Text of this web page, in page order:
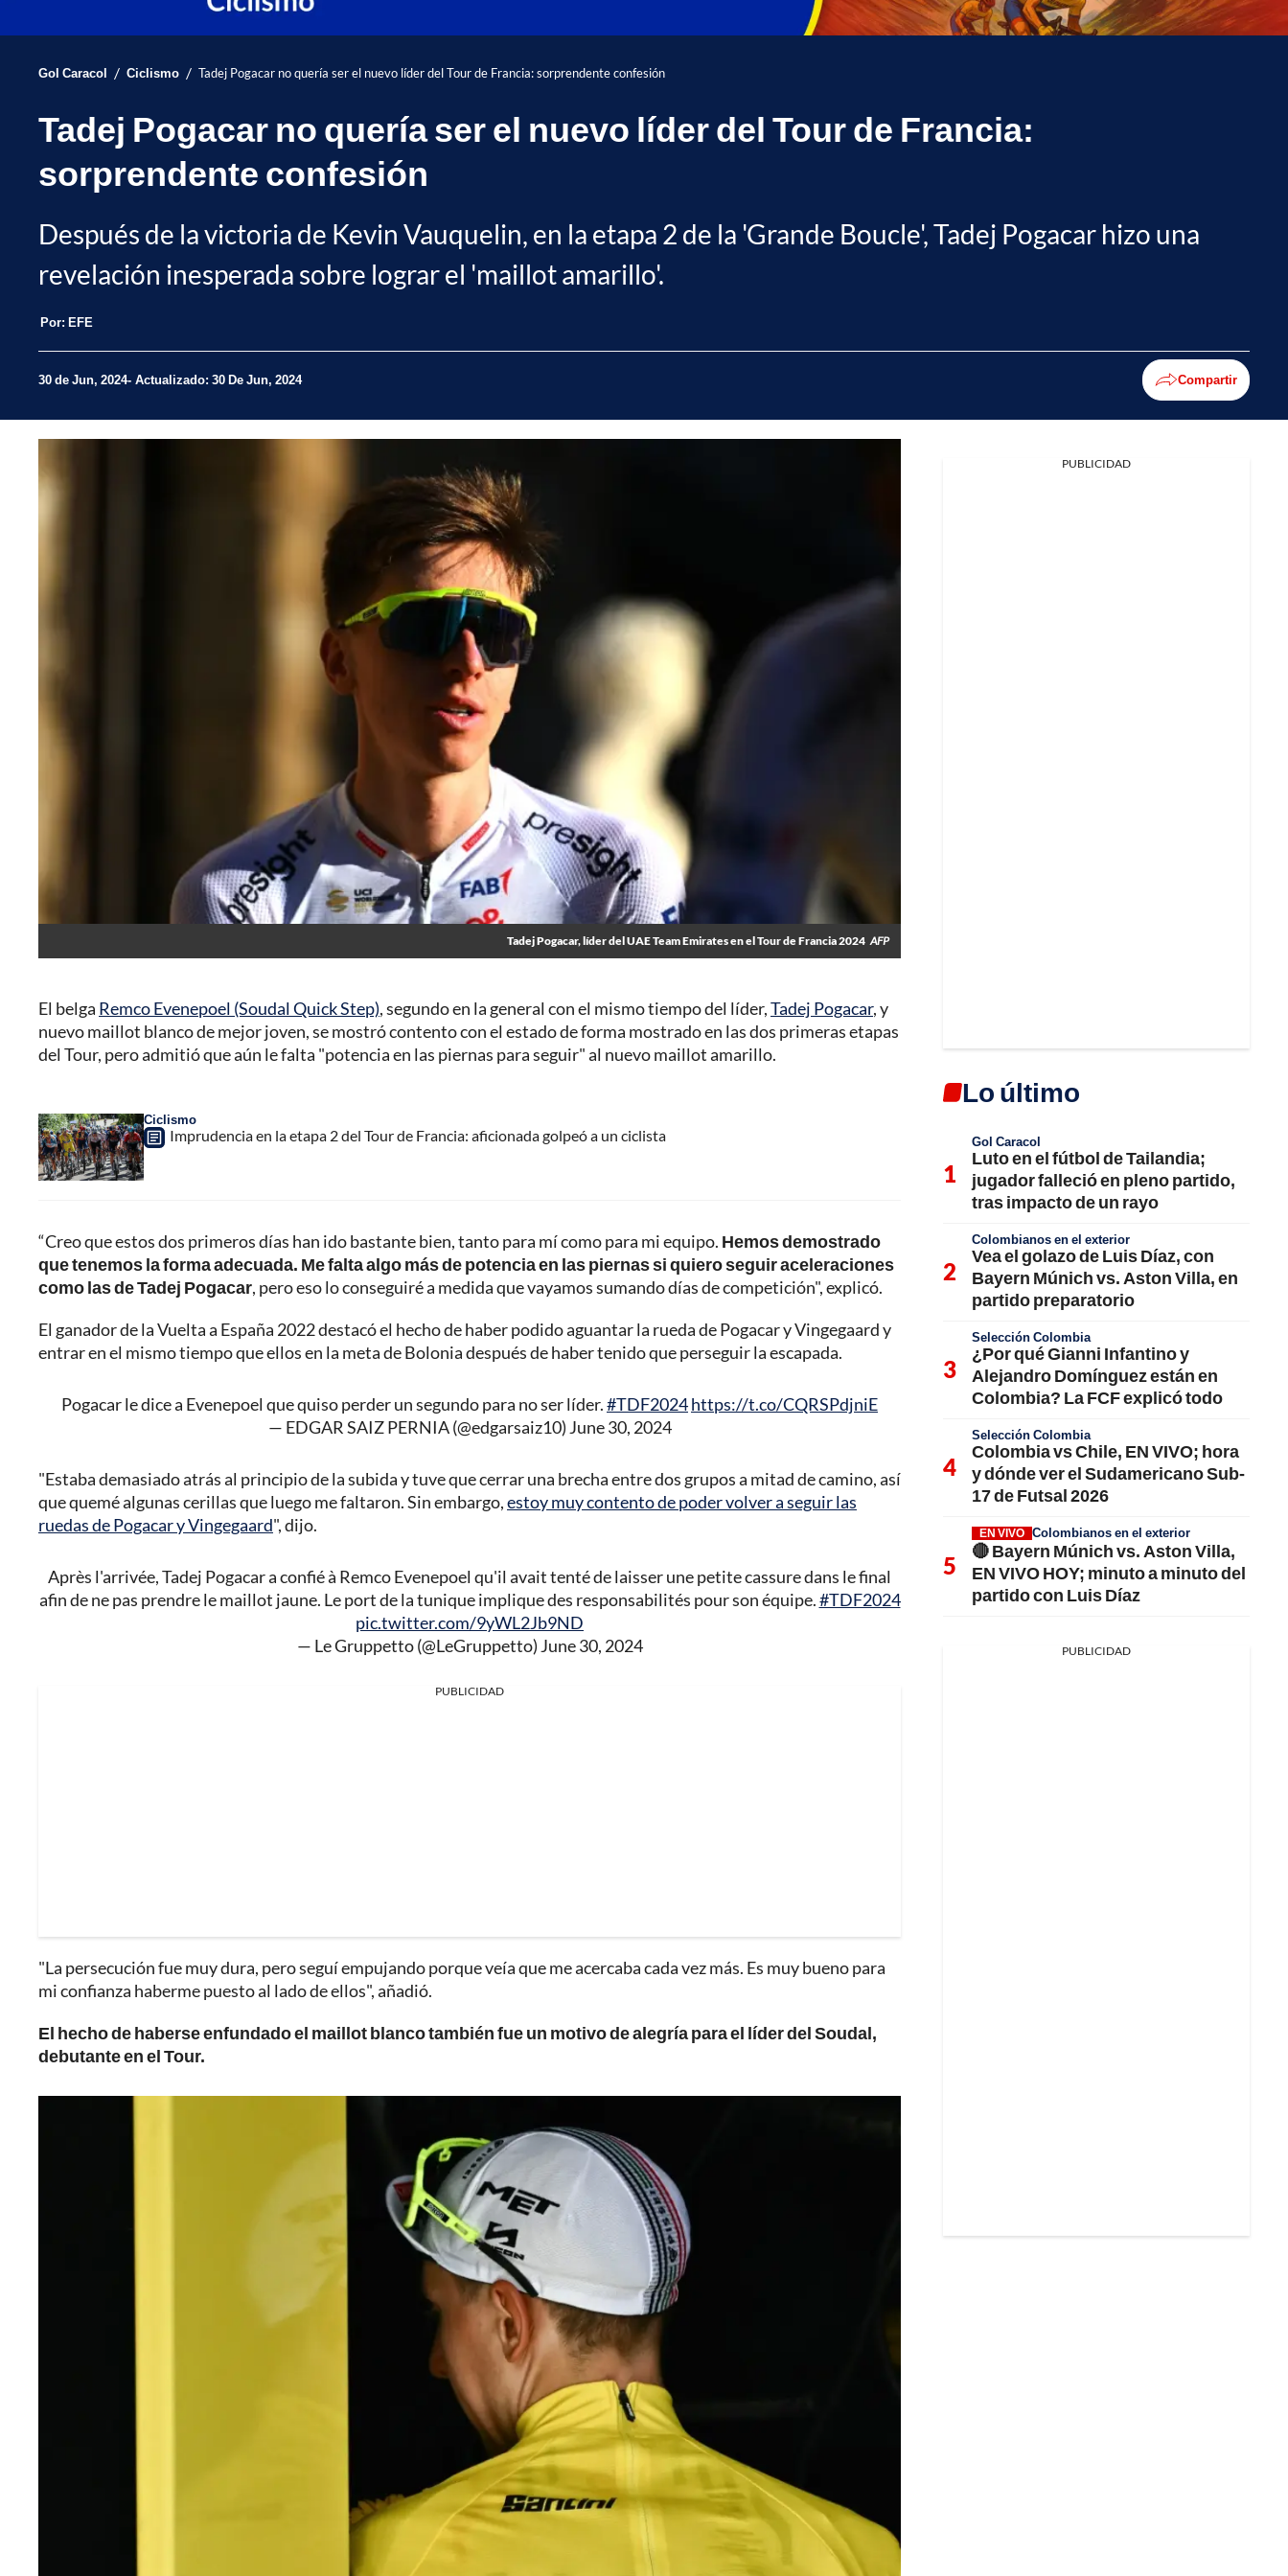
Gol Caracol / Ciclismo / Tadej Pogacar no quería ser el nuevo líder del Tour de Francia: sorprendente confesión
Tadej Pogacar no quería ser el nuevo líder del Tour de Francia:
sorprendente confesión
Después de la victoria de Kevin Vauquelin, en la etapa 2 de la 'Grande Boucle', Tadej Pogacar hizo una
revelación inesperada sobre lograr el 'maillot amarillo'.
Por: EFE
30 de Jun, 2024 Actualizado: 30 De Jun, 2024 Compartir
Tadej Pogacar, líder del UAE Team Emirates en el Tour de Francia 2024 AFP
El belga Remco Evenepoel (Soudal Quick Step), segundo en la general con el mismo tiempo del líder,Tadej Pogacar, y
nuevo maillot blanco de mejor joven, se mostró contento con el estado de forma mostrado en las dos primeras etapas
del Tour, pero admitió que aún le falta "potencia en las piernas para seguir" al nuevo maillot amarillo.
Ciclismo
Imprudencia en la etapa 2 del Tour de Francia: aficionada golpeó a un ciclista
“Creo que estos dos primeros días han ido bastante bien, tanto para mí como para mi equipo. Hemos demostrado
que tenemos la forma adecuada. Me falta algo más de potencia en las piernas si quiero seguir aceleraciones
como las de Tadej Pogacar, pero eso lo conseguiré a medida que vayamos sumando días de competición", explicó.
El ganador de la Vuelta a España 2022 destacó el hecho de haber podido aguantar la rueda de Pogacar y Vingegaard y
entrar en el mismo tiempo que ellos en la meta de Bolonia después de haber tenido que perseguir la escapada.
Pogacar le dice a Evenepoel que quiso perder un segundo para no ser líder.#TDF2024https://t.co/CQRSPdjniE
— EDGAR SAIZ PERNIA (@edgarsaiz10) June 30, 2024
"Estaba demasiado atrás al principio de la subida y tuve que cerrar una brecha entre dos grupos a mitad de camino, así
que quemé algunas cerillas que luego me faltaron. Sin embargo,estoy muy contento de poder volver a seguir las
ruedas de Pogacar y Vingegaard", dijo.
Après l'arrivée, Tadej Pogacar a confié à Remco Evenepoel qu'il avait tenté de laisser une petite cassure dans le final
afin de ne pas prendre le maillot jaune. Le port de la tunique implique des responsabilités pour son équipe.#TDF2024
pic.twitter.com/9yWL2Jb9ND
— Le Gruppetto (@LeGruppetto) June 30, 2024
PUBLICIDAD
"La persecución fue muy dura, pero seguí empujando porque veía que me acercaba cada vez más. Es muy bueno para
mi confianza haberme puesto al lado de ellos", añadió.
El hecho de haberse enfundado el maillot blanco también fue un motivo de alegría para el líder del Soudal,
debutante en el Tour.
PUBLICIDAD
Lo último
Gol Caracol
Luto en el fútbol de Tailandia;
jugador falleció en pleno partido,
tras impacto de un rayo
Colombianos en el exterior
Vea el golazo de Luis Díaz, con
Bayern Múnich vs. Aston Villa, en
partido preparatorio
Selección Colombia
¿Por qué Gianni Infantino y
Alejandro Domínguez están en
Colombia? La FCF explicó todo
Selección Colombia
Colombia vs Chile, EN VIVO; hora
y dónde ver el Sudamericano Sub-
17 de Futsal 2026
EN VIVO Colombianos en el exterior
🔴 Bayern Múnich vs. Aston Villa,
EN VIVO HOY; minuto a minuto del
partido con Luis Díaz
PUBLICIDAD